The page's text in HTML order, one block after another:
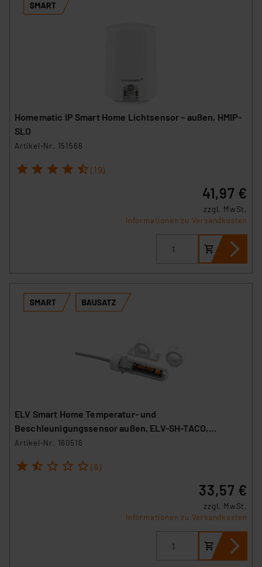
Homematic IP Smart Home Lichtsensor – außen, HMIP-
SLO
Artikel-Nr. 151566
1 2 3 4 5 (19)
41,97 €
zzgl. MwSt.
Informationen zu Versandkosten
ELV Smart Home Temperatur- und
Beschleunigungssensor außen, ELV-SH-TACO,
powered by Homematic IP
Artikel-Nr. 160516
1 2 3 4 5 (9)
33,57 €
zzgl. MwSt.
Informationen zu Versandkosten